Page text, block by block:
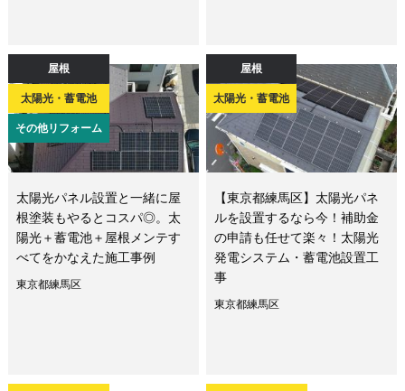
屋根
太陽光・蓄電池
その他リフォーム
太陽光パネル設置と一緒に屋
根塗装もやるとコスパ◎。太
陽光＋蓄電池＋屋根メンテす
べてをかなえた施工事例
東京都練馬区
屋根
太陽光・蓄電池
【東京都練馬区】太陽光パネ
ルを設置するなら今！補助金
の申請も任せて楽々！太陽光
発電システム・蓄電池設置工
事
東京都練馬区